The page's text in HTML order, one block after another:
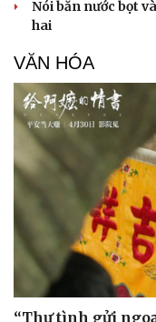
Nói bắn nước bọt
hai
VĂN HÓA
“Thư tình gửi